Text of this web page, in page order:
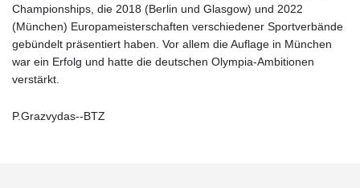
Championships, die 2018 (Berlin und Glasgow) und 2022
(München) Europameisterschaften verschiedener Sportverbände
gebündelt präsentiert haben. Vor allem die Auflage in München
war ein Erfolg und hatte die deutschen Olympia-Ambitionen
verstärkt.
P.Grazvydas--BTZ